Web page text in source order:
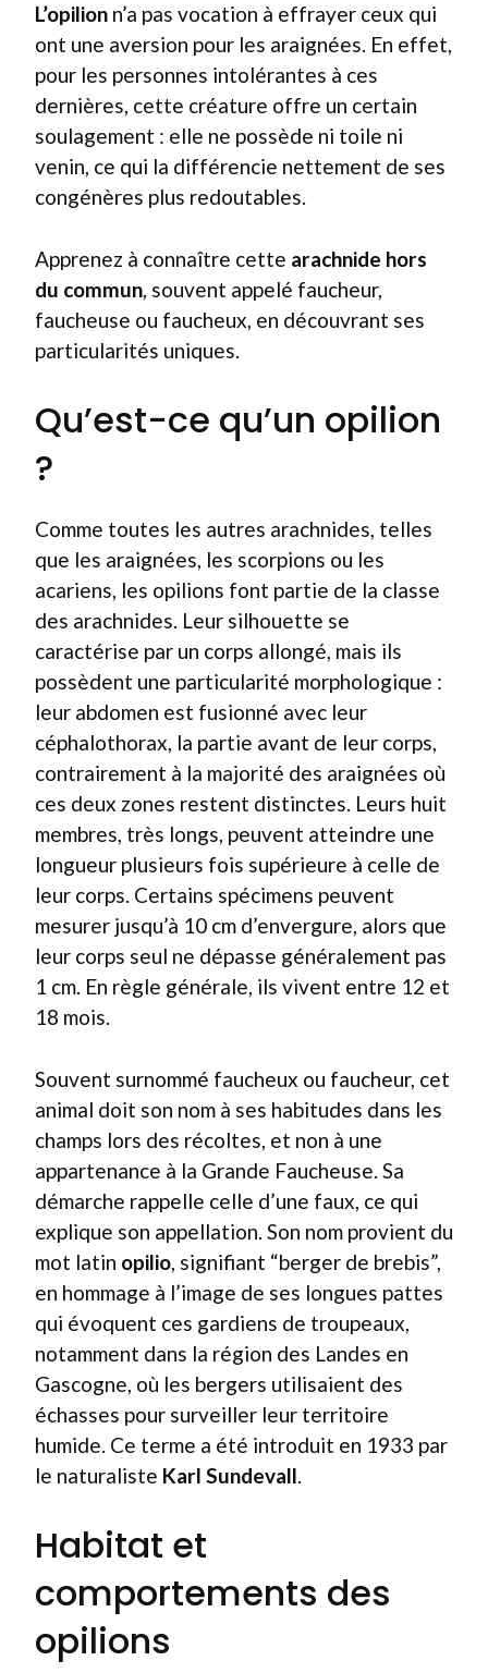
L’opilion n’a pas vocation à effrayer ceux qui
ont une aversion pour les araignées. En effet,
pour les personnes intolérantes à ces
dernières, cette créature offre un certain
soulagement : elle ne possède ni toile ni
venin, ce qui la différencie nettement de ses
congénères plus redoutables.
Apprenez à connaître cette arachnide hors
du commun , souvent appelé faucheur,
faucheuse ou faucheux, en découvrant ses
particularités uniques.
Qu’est-ce qu’un opilion
?
Comme toutes les autres arachnides, telles
que les araignées, les scorpions ou les
acariens, les opilions font partie de la classe
des arachnides. Leur silhouette se
caractérise par un corps allongé, mais ils
possèdent une particularité morphologique :
leur abdomen est fusionné avec leur
céphalothorax, la partie avant de leur corps,
contrairement à la majorité des araignées où
ces deux zones restent distinctes. Leurs huit
membres, très longs, peuvent atteindre une
longueur plusieurs fois supérieure à celle de
leur corps. Certains spécimens peuvent
mesurer jusqu’à 10 cm d’envergure, alors que
leur corps seul ne dépasse généralement pas
1 cm. En règle générale, ils vivent entre 12 et
18 mois.
Souvent surnommé faucheux ou faucheur, cet
animal doit son nom à ses habitudes dans les
champs lors des récoltes, et non à une
appartenance à la Grande Faucheuse. Sa
démarche rappelle celle d’une faux, ce qui
explique son appellation. Son nom provient du
mot latin opilio , signifiant “berger de brebis”,
en hommage à l’image de ses longues pattes
qui évoquent ces gardiens de troupeaux,
notamment dans la région des Landes en
Gascogne, où les bergers utilisaient des
échasses pour surveiller leur territoire
humide. Ce terme a été introduit en 1933 par
le naturaliste Karl Sundevall
Habitat et
comportements des
opilions